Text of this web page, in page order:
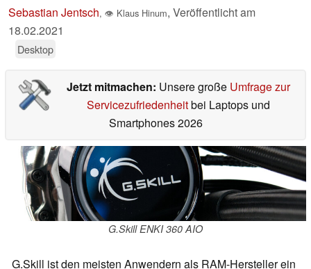
Sebastian Jentsch, 👁 Klaus Hinum, Veröffentlicht am
18.02.2021
Desktop
Jetzt mitmachen: Unsere große Umfrage zur
Servicezufriedenheitbei Laptops und
Smartphones 2026
G.Skill ENKI 360 AIO
G.Skill ist den meisten Anwendern als RAM-Hersteller ein